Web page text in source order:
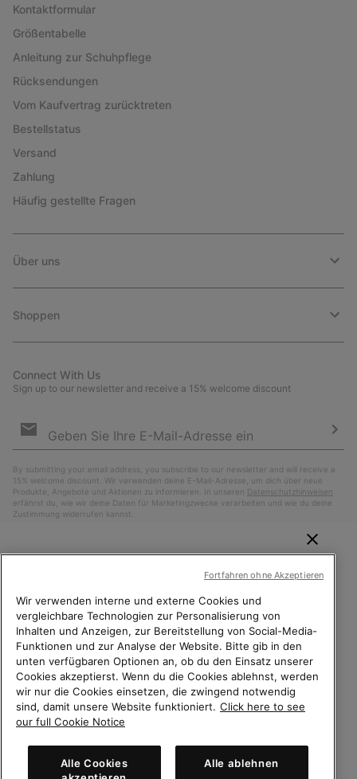
Kontaktformular
Größentabelle
Anleitung zur Schuhpflege
Rücksendungen
Vom Kaufvertrag zurücktreten
Bestellstatus
Versand
Zahlung
Häufig gestellte Fragen
Über uns
Shoppen
Connect With Us
Sign up to our newsletter and receive a 15% welcome discount
Anmeldung
By submitting your email address, you subscribe to our newsletter and will receive a
15% welcome discount. Wir verwenden deine E-Mail-Adresse, um dich über neue
Produkte, Angebote und Aktionen zu informieren. In unseren Datenschutzhinweisen
erfährst du, wie wir deine Daten für Marketingzwecke verarbeiten und wie du deine
Zustimmung widerrufen kannst.
Schweiz (Deutsch) | English › français ›| italiano ›
©2026Columbia Sportswear Company. Avenue des Morgines, 12 1213
Petit-Lancy Switzerland. Alle Rechte vorbehalten.
Allgemeine Verkaufsbedingungen Garantiebestimmungen
WILLKOMMEN BEI SOREL.
BITTE WÄHLEN SIE IHR
LIEFERLAND.
Online-Einkauf verfügbar
United States
Online-
Switzerland-English
Switzerland-Deutsch
Wir verwenden interne und externe Cookies und
vergleichbare Technologien zur Personalisierung von
Inhalten und Anzeigen, zur Bereitstellung von Social-Media-
Funktionen und zur Analyse der Website. Bitte gib in den
unten verfügbaren Optionen an, ob du den Einsatz unserer
Cookies akzeptierst. Wenn du die Cookies ablehnst, werden
wir nur die Cookies einsetzen, die zwingend notwendig
sind, damit unsere Website funktioniert. Click here to see
our full Cookie Notice
Alle Cookies
Alle ablehnen
Fortfahren ohne Akzeptieren